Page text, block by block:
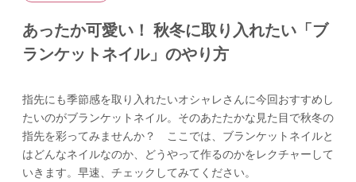
あったか可愛い！ 秋冬に取り入れたい「ブ
ランケットネイル」のやり方
指先にも季節感を取り入れたいオシャレさんに今回おすすめし
たいのがブランケットネイル。そのあたたかな見た目で秋冬の
指先を彩ってみませんか？ ここでは、ブランケットネイルと
はどんなネイルなのか、どうやって作るのかをレクチャーして
いきます。早速、チェックしてみてください。